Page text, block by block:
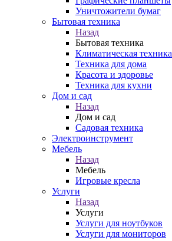
Уничтожители бумаг
Бытовая техника
Назад
Бытовая техника
Климатическая техника
Техника для дома
Красота и здоровье
Техника для кухни
Дом и сад
Назад
Дом и сад
Садовая техника
Электроинструмент
Мебель
Назад
Мебель
Игровые кресла
Услуги
Назад
Услуги
Услуги для ноутбуков
Услуги для мониторов